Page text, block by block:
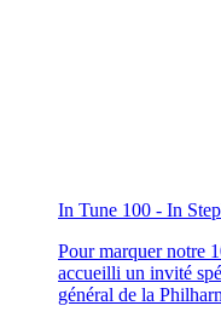
In Tune 100 - In
Pour marquer notre
accueilli un invité
général de la